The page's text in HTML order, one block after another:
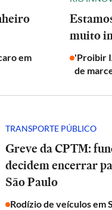
em
'Proibir
de
TRANSPORTE PÚBLICO
Greve da CPTM:
decidem encerrar
São Paulo
Rodízio de veículos em